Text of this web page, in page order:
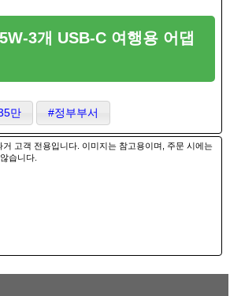
3개 USB-C 여행용 어댑
만 #정부부서
거 고객 전용입니다. 이미지는 참고용이며, 주문 시에는
습니다.